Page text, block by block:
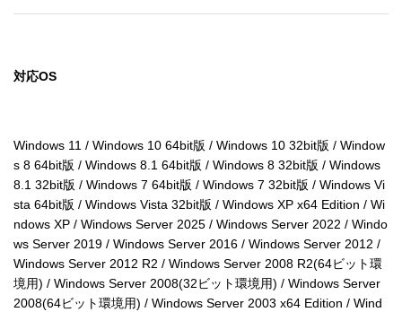
対応OS
Windows 11 / Windows 10 64bit版 / Windows 10 32bit版 / Window
s 8 64bit版 / Windows 8.1 64bit版 / Windows 8 32bit版 / Windows
8.1 32bit版 / Windows 7 64bit版 / Windows 7 32bit版 / Windows Vi
sta 64bit版 / Windows Vista 32bit版 / Windows XP x64 Edition / Wi
ndows XP / Windows Server 2025 / Windows Server 2022 / Windo
ws Server 2019 / Windows Server 2016 / Windows Server 2012 /
Windows Server 2012 R2 / Windows Server 2008 R2(64ビット環
境用) / Windows Server 2008(32ビット環境用) / Windows Server
2008(64ビット環境用) / Windows Server 2003 x64 Edition / Wind